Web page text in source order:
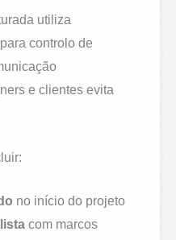
utiliza
controlo de
e clientes evita
no início do projeto
com marcos